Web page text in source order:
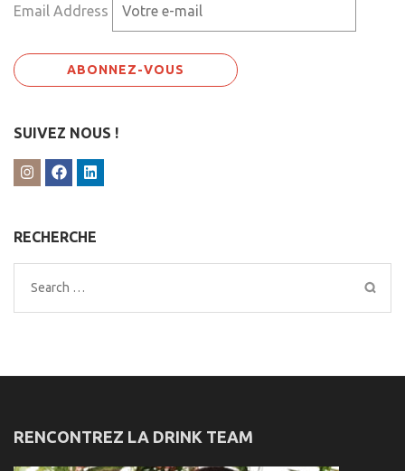
Email Address
SUIVEZ NOUS !
RECHERCHE
Search
for:
RENCONTREZ LA DRINK TEAM